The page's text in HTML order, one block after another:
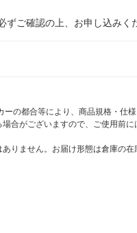
ご確認の上、お申し込みく
の都合等により、商品規格・仕
合がございますので、ご使用前
りません。お届け形態は倉庫の